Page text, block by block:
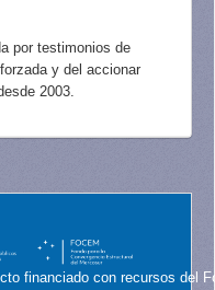
por testimonios de
y del accionar
2003.
financiado con recursos del